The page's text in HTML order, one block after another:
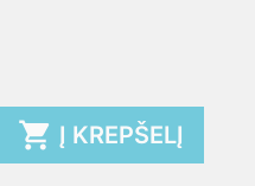
 Į KREPŠELĮ